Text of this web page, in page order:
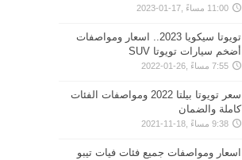
11:00 مساءً ,17-01-2023
تويوتا سيكويا 2023.. اسعار ومواصفات
أضخم سيارات تويوتا SUV
7:55 مساءً ,26-01-2022
سعر تويوتا بيلتا 2022 ومواصفات الفئات
كاملة والضمان
9:38 مساءً ,18-11-2021
اسعار ومواصفات جميع فئات فيات تيبو